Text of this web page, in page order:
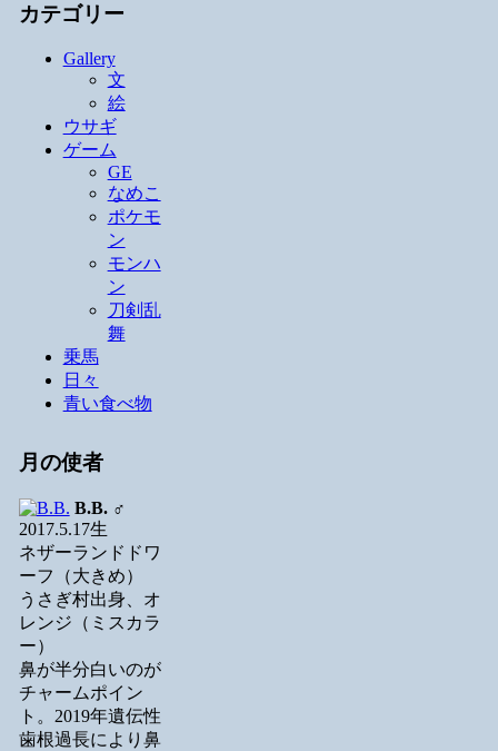
カテゴリー
Gallery
文
絵
ウサギ
ゲーム
GE
なめこ
ポケモ
ン
モンハ
ン
刀剣乱
舞
乗馬
日々
青い食べ物
月の使者
B.B.♂
2017.5.17生
ネザーランドドワ
ーフ（大きめ）
うさぎ村出身、オ
レンジ（ミスカラ
ー）
鼻が半分白いのが
チャームポイン
ト。2019年遺伝性
歯根過長により鼻